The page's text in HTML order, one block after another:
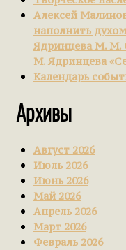
Алексей
наполнить
Ядринцева М. М.
М. Ядринцева
Календарь
Архивы
Август 2026
Июль 2026
Июнь 2026
Май 2026
Апрель 2026
Март 2026
Февраль 2026